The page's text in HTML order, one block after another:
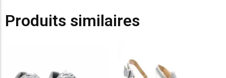
Produits similaires